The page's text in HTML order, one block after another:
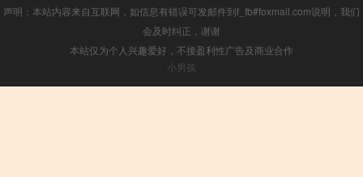
声明：本站内容来自互联网，如信息有错误可发邮件到f_fb#foxmail.com说明，我们
会及时纠正，谢谢
本站仅为个人兴趣爱好，不接盈利性广告及商业合作
小男孩